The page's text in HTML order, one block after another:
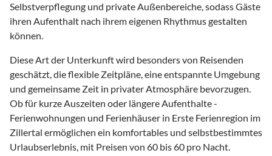
Selbstverpflegung und private Außenbereiche, sodass Gäste
ihren Aufenthalt nach ihrem eigenen Rhythmus gestalten
können.
Diese Art der Unterkunft wird besonders von Reisenden
geschätzt, die flexible Zeitpläne, eine entspannte Umgebung
und gemeinsame Zeit in privater Atmosphäre bevorzugen.
Ob für kurze Auszeiten oder längere Aufenthalte -
Ferienwohnungen und Ferienhäuser in Erste Ferienregion im
Zillertal ermöglichen ein komfortables und selbstbestimmtes
Urlaubserlebnis, mit Preisen von 60 bis 60 pro Nacht.